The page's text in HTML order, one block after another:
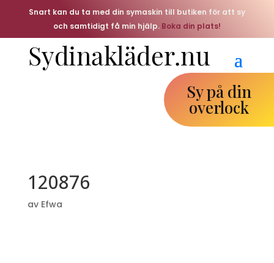
Snart kan du ta med din symaskin till butiken för att sy
och samtidigt få min hjälp. Boka din plats!
Sy på din
overlock
120876
av Efwa